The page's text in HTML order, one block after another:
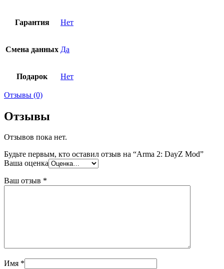
Гарантия Нет
Смена данных Да
Подарок Нет
Отзывы (0)
Отзывы
Отзывов пока нет.
Будьте первым, кто оставил отзыв на “Arma 2: DayZ Mod”
Ваша оценка
Ваш отзыв *
Имя *